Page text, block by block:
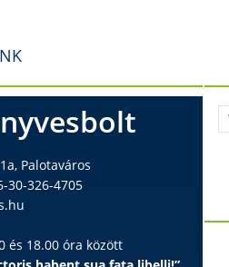
Palotaváros
30-326-4705
és 18.00 óra között